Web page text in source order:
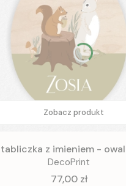
Zobacz produkt
z imieniem -
DecoPrint
Cena
77,00 zł